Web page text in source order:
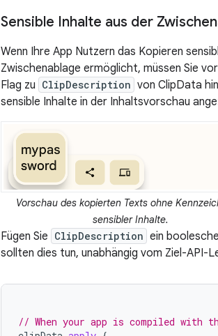
Sensible Inhalte aus der
Wenn Ihre App Nutzern das Kopieren
Zwischenablage ermöglicht, müssen Sie
Flag zu ClipDescription von ClipData
sensible Inhalte in der Inhaltsvorschau
Vorschau des kopierten Texts ohne
sensibler Inhalte.
Fügen Sie ClipDescription ein
sollten dies tun, unabhängig vom Ziel-API-
// When your app is compiled with